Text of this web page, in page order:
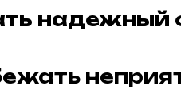
надежный